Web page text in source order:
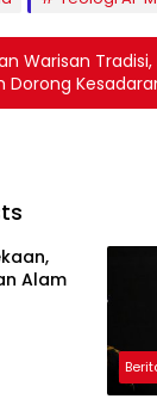
Warisan Tradisi,
Dorong
Alam